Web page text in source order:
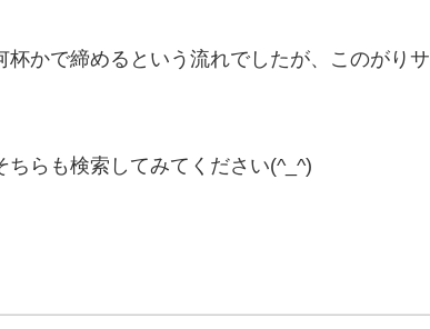
かで締めるという流れでしたが、このがりサ
らも検索してみてください(^_^)